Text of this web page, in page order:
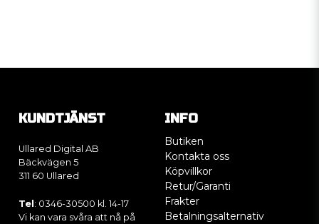
KUNDTJÄNST
Ullared Digital AB
Bäckvägen 5
311 60 Ullared
Tel : 0346-30500 kl. 14-17
Vi kan vara svåra att nå på
INFO
Butiken
Kontakta oss
Köpvillkor
Retur/Garanti
Frakter
Betalningsalternativ